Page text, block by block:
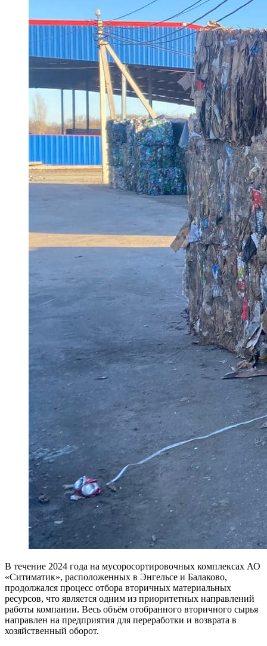
В течение 2024 года на мусоросортировочных комплексах АО
«Ситиматик», расположенных в Энгельсе и Балаково,
продолжался процесс отбора вторичных материальных
ресурсов, что является одним из приоритетных направлений
работы компании. Весь объём отобранного вторичного сырья
направлен на предприятия для переработки и возврата в
хозяйственный оборот.